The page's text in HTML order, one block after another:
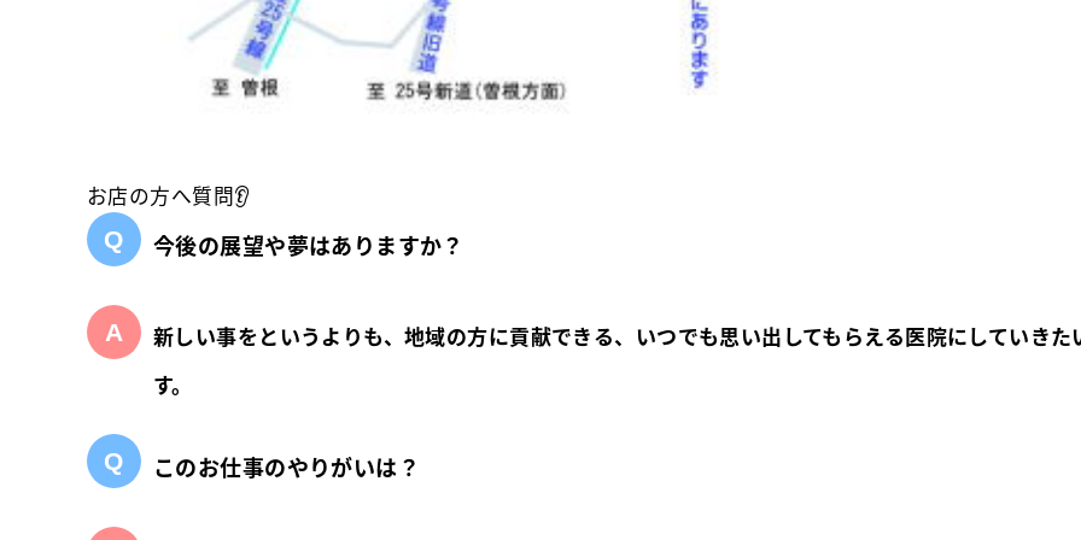
お店の方へ質問👂
今後の展望や夢はありますか？
新しい事をというよりも、地域の方に貢献できる、いつでも思い出してもらえる医院にしていきた
す。
このお仕事のやりがいは？